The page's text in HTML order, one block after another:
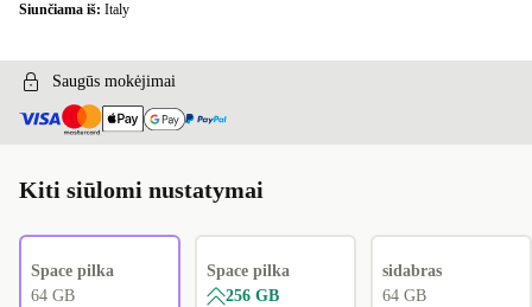
Siunčiama iš: Italy
Saugūs mokėjimai
Kiti siūlomi nustatymai
Space pilka
64 GB
Space pilka
256 GB
sidabras
64 GB